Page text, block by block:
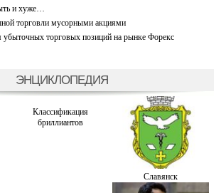
и хуже…
торговли мусорными акциями
убыточных торговых позиций на рынке Форекс
ЭНЦИКЛОПЕДИЯ
Классификация
бриллиантов
Славянск